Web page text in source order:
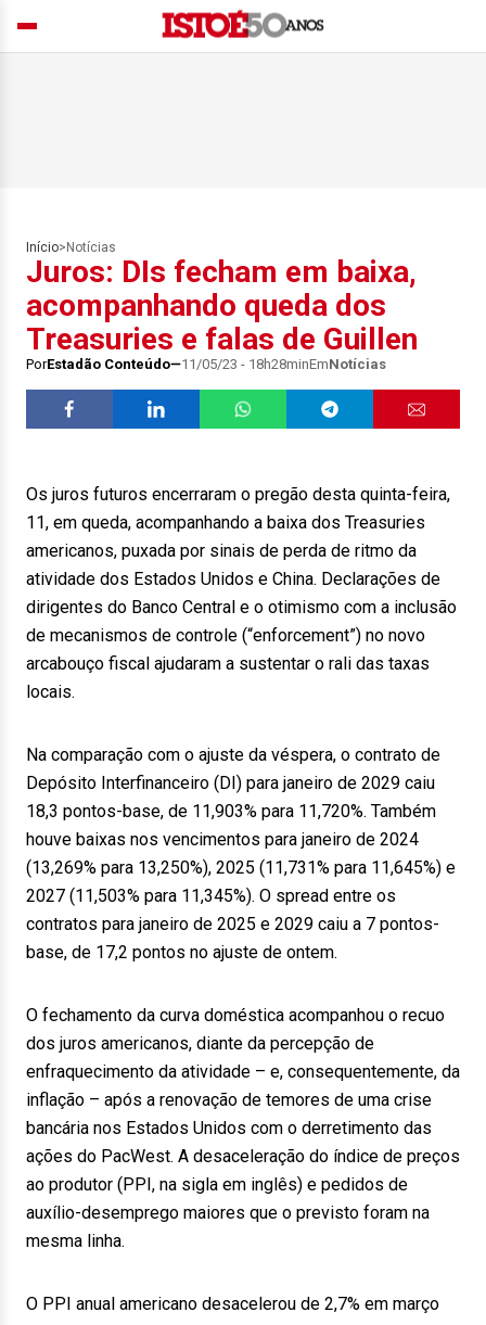
Início> Notícias
Juros: DIs fecham em baixa,
acompanhando queda dos
Treasuries e falas de Guillen
PorEstadão Conteúdo 11/05/23 - 18h28minEmNotícias
Os juros futuros encerraram o pregão desta quinta-feira,
11, em queda, acompanhando a baixa dos Treasuries
americanos, puxada por sinais de perda de ritmo da
atividade dos Estados Unidos e China. Declarações de
dirigentes do Banco Central e o otimismo com a inclusão
de mecanismos de controle (“enforcement”) no novo
arcabouço fiscal ajudaram a sustentar o rali das taxas
locais.
Na comparação com o ajuste da véspera, o contrato de
Depósito Interfinanceiro (DI) para janeiro de 2029 caiu
18,3 pontos-base, de 11,903% para 11,720%. Também
houve baixas nos vencimentos para janeiro de 2024
(13,269% para 13,250%), 2025 (11,731% para 11,645%) e
2027 (11,503% para 11,345%). O spread entre os
contratos para janeiro de 2025 e 2029 caiu a 7 pontos-
base, de 17,2 pontos no ajuste de ontem.
O fechamento da curva doméstica acompanhou o recuo
dos juros americanos, diante da percepção de
enfraquecimento da atividade – e, consequentemente, da
inflação – após a renovação de temores de uma crise
bancária nos Estados Unidos com o derretimento das
ações do PacWest. A desaceleração do índice de preços
ao produtor (PPI, na sigla em inglês) e pedidos de
auxílio-desemprego maiores que o previsto foram na
mesma linha.
O PPI anual americano desacelerou de 2,7% em março